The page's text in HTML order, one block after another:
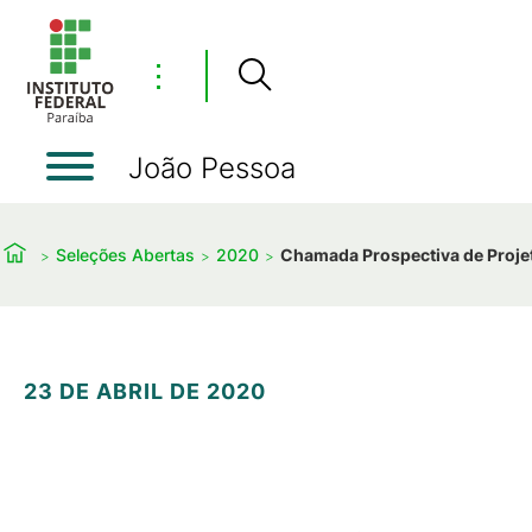
⋮
João Pessoa
Seleções Abertas 2020 Chamada Prospectiva de
23 DE ABRIL DE 2020